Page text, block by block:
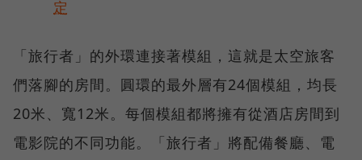
定
「旅行者」的外環連接著模組，這就是太空旅客
們落腳的房間。圓環的最外層有24個模組，均長
20米、寬12米。每個模組都將擁有從酒店房間到
電影院的不同功能。「旅行者」將配備餐廳、電